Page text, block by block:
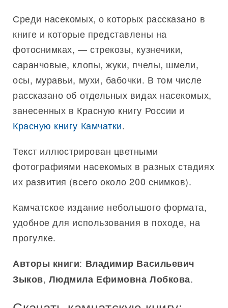
Среди насекомых, о которых рассказано в
книге и которые представлены на
фотоснимках, — стрекозы, кузнечики,
саранчовые, клопы, жуки, пчелы, шмели,
осы, муравьи, мухи, бабочки. В том числе
рассказано об отдельных видах насекомых,
занесенных в Красную книгу России и
Красную книгу Камчатки.
Текст иллюстрирован цветными
фотографиями насекомых в разных стадиях
их развития (всего около 200 снимков).
Камчатское издание небольшого формата,
удобное для использования в походе, на
прогулке.
Авторы книги: Владимир Васильевич
Зыков, Людмила Ефимовна Лобкова.